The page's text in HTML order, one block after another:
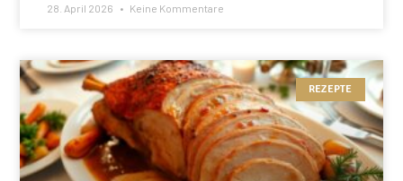
28. April 2026 Keine Kommentare
REZEPTE